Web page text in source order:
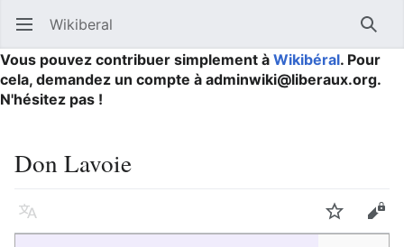
Ouvrir le menu principal Wikiberal
Vous pouvez contribuer simplement à Wikibéral. Pour
cela, demandez un compte à adminwiki@liberaux.org.
N'hésitez pas !
Don Lavoie
Langue Suivre